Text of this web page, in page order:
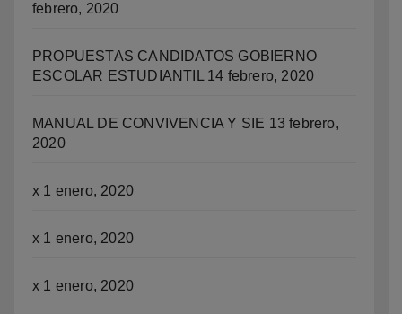
febrero, 2020
PROPUESTAS CANDIDATOS GOBIERNO
ESCOLAR ESTUDIANTIL 14 febrero, 2020
MANUAL DE CONVIVENCIA Y SIE 13 febrero,
2020
x 1 enero, 2020
x 1 enero, 2020
x 1 enero, 2020